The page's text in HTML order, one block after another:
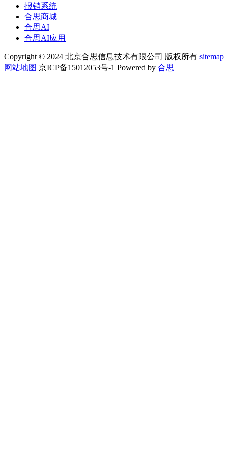
报销系统
合思商城
合思AI
合思AI应用
Copyright © 2024 北京合思信息技术有限公司 版权所有 sitemap
网站地图 京ICP备15012053号-1 Powered by 合思